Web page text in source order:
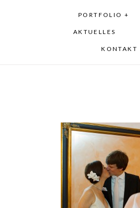
PORTFOLIO +
AKTUELLES
KONTAKT